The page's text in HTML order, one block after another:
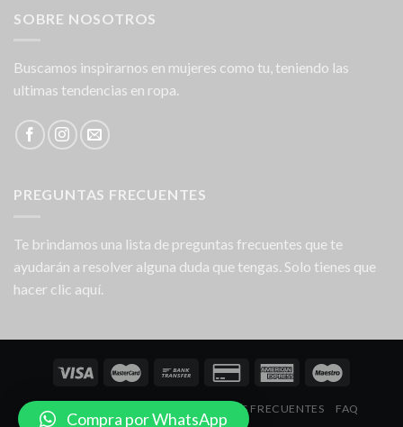
SOBRE NOSOTROS
Buscamos inspirarnos en mujeres como tu, teniendo las
ultimas tendencias en ropa.
PREGUNTAS FRECUENTES
Te brindamos una lista de preguntas frecuentes que te
ayudarán a resolver alguna duda que tengas. Solo tienes que
hacer clic aquí.
NOSOTROS PREGUNTAS FRECUENTES FAQ
Compra por WhatsApp